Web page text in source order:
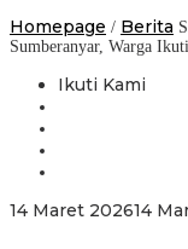
Homepage / Berita
Sumberanyar, Warga
Ikuti Kami
14 Maret 202614